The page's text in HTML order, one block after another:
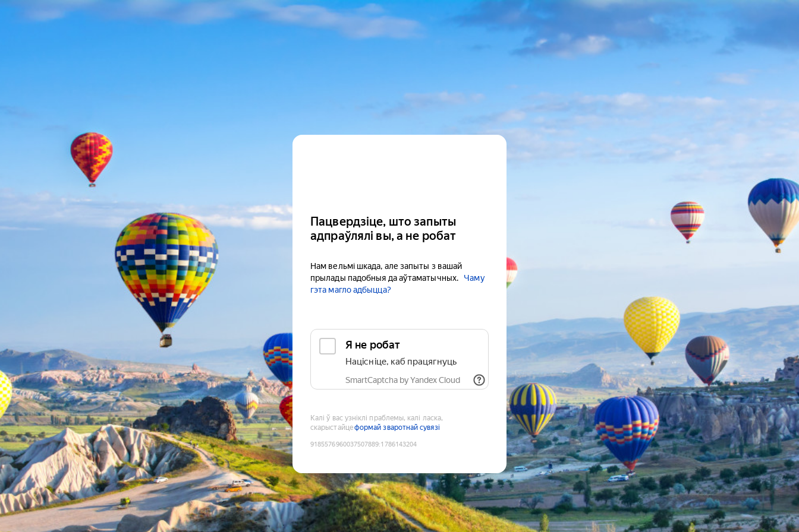
Пацвердзіце, што запыты
адпраўлялі вы, а не робат
Нам вельмі шкада, але запыты з вашай
прылады падобныя да аўтаматычных.
Чаму
гэта магло адбыцца?
Я не робат
Націсніце, каб працягнуць
SmartCaptcha by Yandex Cloud
Калі ў вас узніклі праблемы, калі ласка,
скарыстайцеформай зваротнай сувязі
9185576960037507889:1786143204